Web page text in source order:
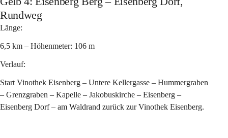
Rundweg
Länge:
6,5 km – Höhenmeter: 106 m
Verlauf:
Start Vinothek Eisenberg – Untere Kellergasse – Hummergraben
– Grenzgraben – Kapelle – Jakobuskirche – Eisenberg –
Eisenberg Dorf – am Waldrand zurück zur Vinothek Eisenberg.